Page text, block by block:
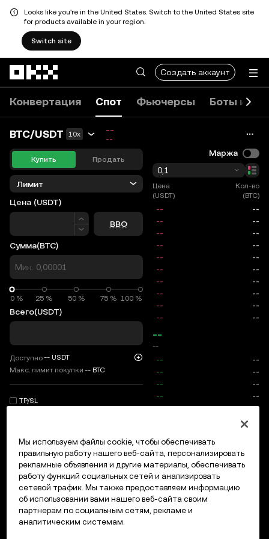
Looks like you're in the United States. Switch to the United States site
for products available in your region.
Switch site
Создать аккаунт
Конвертация Спот Фьючерсы Боты и
BTC/USDT 10x --
--
Купить Продать
Лимит
Цена (USDT)
Цена
BBO
Сумма(BTC)
0 % 25 % 50 % 75 % 100 %
0 %
Всего(USDT)
Доступно-- USDT
Макс. лимит покупки -- BTC
TP/SL
Комиссии
Маржа
0,1
Цена
(USDT)
Кол-во
(BTC)
--
--
Открытые ордера История ордеров Открытые
Мы используем файлы cookie, чтобы обеспечивать
правильную работу нашего веб-сайта, персонализировать
рекламные объявления и другие материалы, обеспечивать
работу функций социальных сетей и анализировать
сетевой трафик. Мы также предоставляем информацию
об использовании вами нашего веб-сайта своим
партнерам по социальным сетям, рекламе и
аналитическим системам.